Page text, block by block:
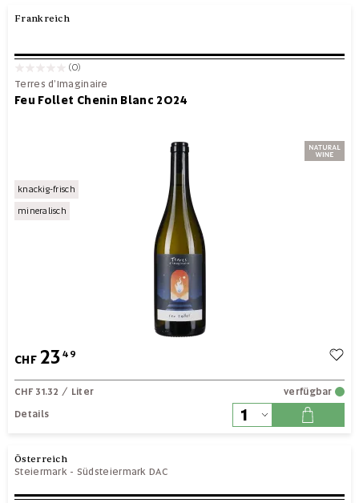
Frankreich
(0)
Terres d’Imaginaire
Feu Follet Chenin Blanc 2024
knackig-frisch
mineralisch
CHF 2349
CHF 31.32 / Liter
verfügbar
Details
Österreich
Steiermark - Südsteiermark DAC